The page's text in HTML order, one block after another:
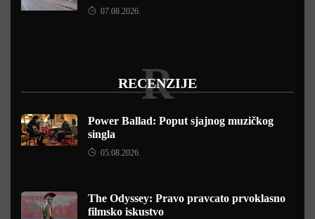
07.08.2026.
RECENZIJE
R
Power Ballad: Poput sjajnog muzičkog
singla
05.08.2026.
The Odyssey: Pravo pravcato prvoklasno
filmsko iskustvo